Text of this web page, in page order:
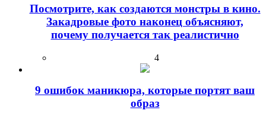
Посмотрите, как создаются монстры в кино.
Закадровые фото наконец объясняют,
почему получается так реалистично
4
9 ошибок маникюра, которые портят ваш
образ